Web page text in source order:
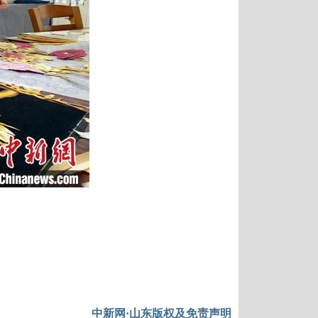
中新网·山东版权及免责声明